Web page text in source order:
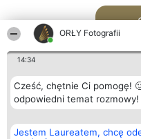
ORŁY Fotografii
14:34
Cześć, chętnie Ci pomogę!
odpowiedni temat rozmowy!
Jestem Laureatem, chcę
Organizator plebiscytu
Bright Side Solutions sp. z o.